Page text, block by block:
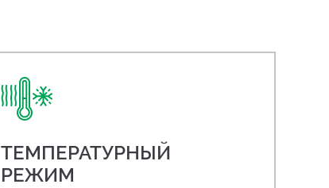
ТЕМПЕРАТУРНЫЙ
РЕЖИМ